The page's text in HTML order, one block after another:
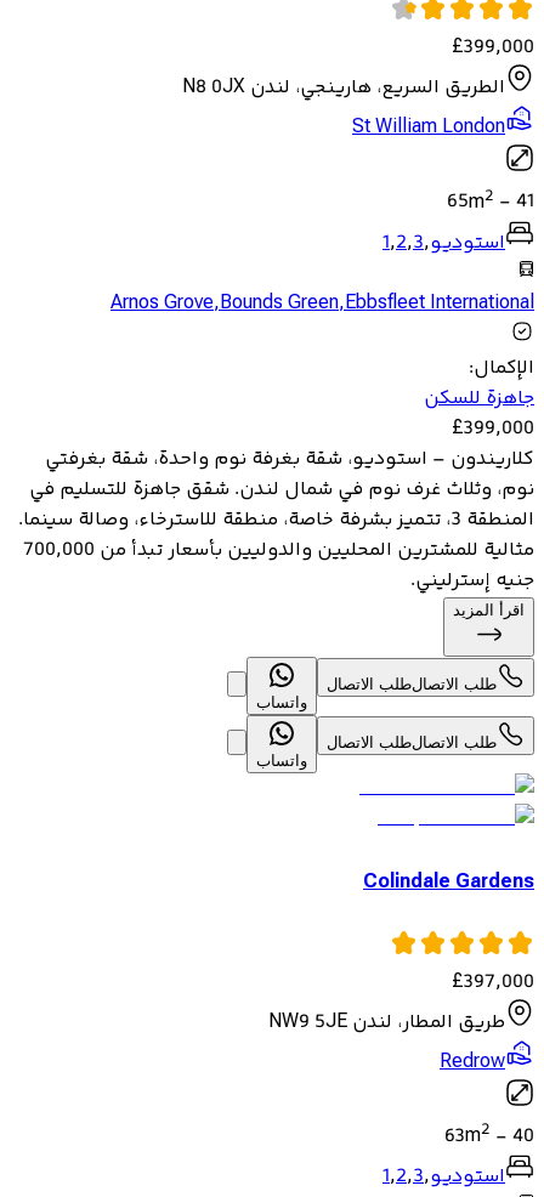
£399,000
الطريق السريع، هارينجي، لندن N8 0JX
St William London
41
-
65m2
استوديو,
1,2,3
Arnos Grove,Bounds Green,Ebbsfleet International
الإكمال:
جاهزة للسكن
£399,000
كلاريندون – استوديو، شقة بغرفة نوم واحدة، شقة بغرفتي
نوم، وثلاث غرف نوم في شمال لندن. شقق جاهزة للتسليم في
المنطقة 3، تتميز بشرفة خاصة، منطقة للاسترخاء، وصالة سينما.
مثالية للمشترين المحليين والدوليين بأسعار تبدأ من 700,000
جنيه إسترليني.
اقرأ المزيد
طلب الاتصالطلب الاتصال
واتساب
طلب الاتصالطلب الاتصال
واتساب
Colindale Gardens
£397,000
طريق المطار، لندن NW9 5JE
Redrow
40
-
63m2
استوديو,
1,2,3